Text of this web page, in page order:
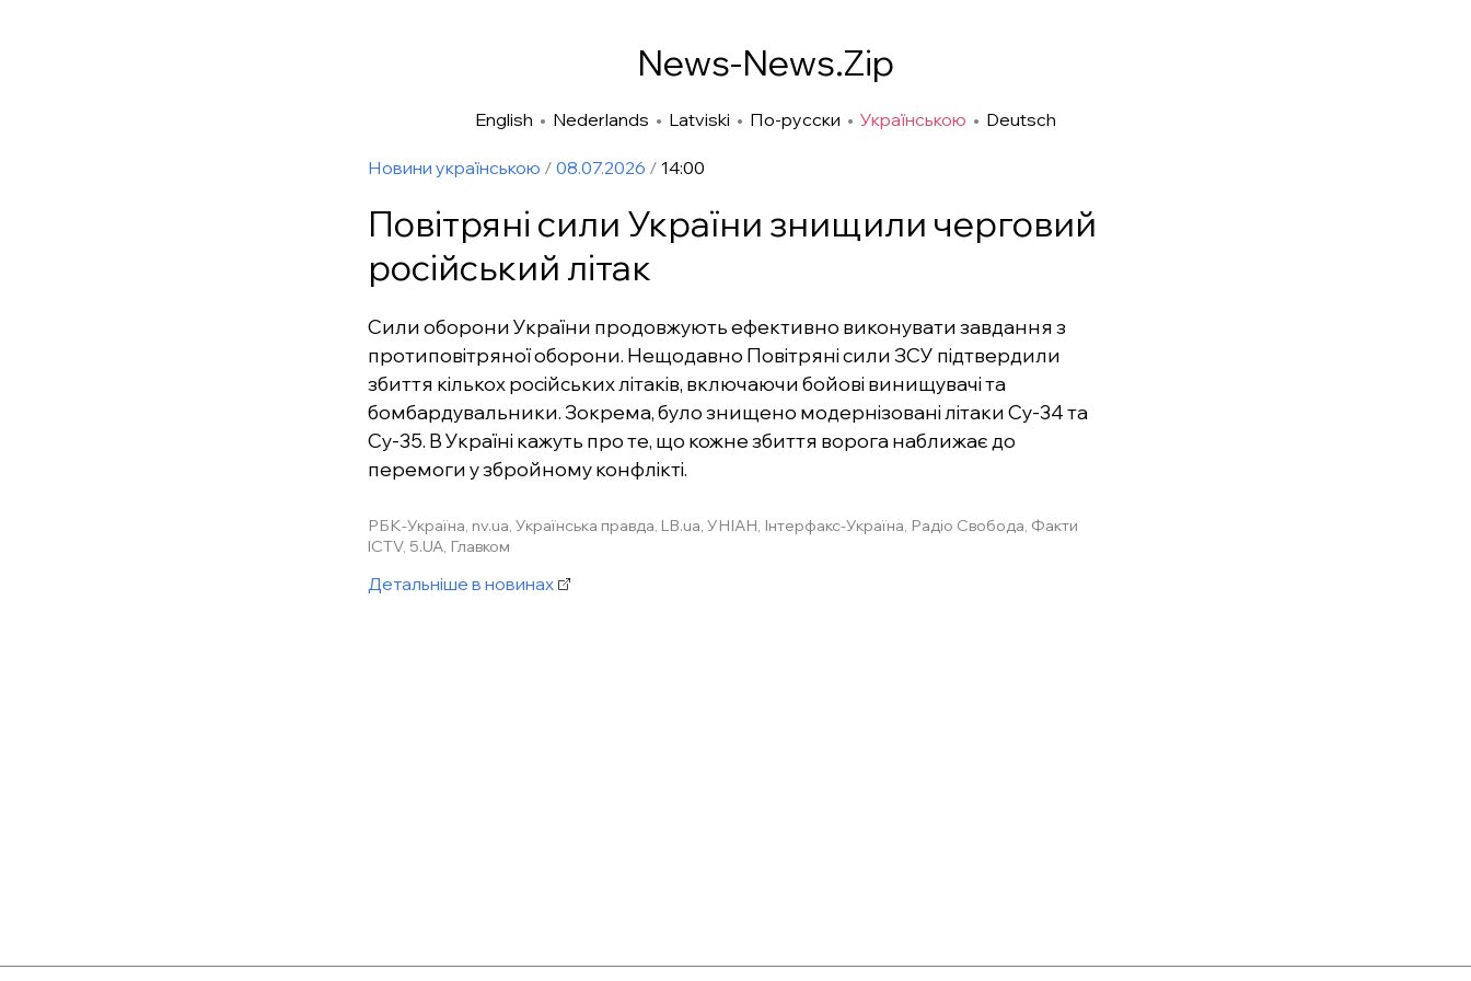
News-News.Zip
English • Nederlands • Latviski • По-русски •Українською • Deutsch
Новини українською / 08.07.2026 / 14:00
Повітряні сили України знищили черговий
російський літак
Сили оборони України продовжують ефективно виконувати завдання з
протиповітряної оборони. Нещодавно Повітряні сили ЗСУ підтвердили
збиття кількох російських літаків, включаючи бойові винищувачі та
бомбардувальники. Зокрема, було знищено модернізовані літаки Су-34 та
Су-35. В Україні кажуть про те, що кожне збиття ворога наближає до
перемоги у збройному конфлікті.
РБК-Україна, nv.ua, Українська правда, LB.ua, УНІАН, Інтерфакс-Україна, Радіо Свобода, Факти
ICTV, 5.UA, Главком
Детальніше в новинах